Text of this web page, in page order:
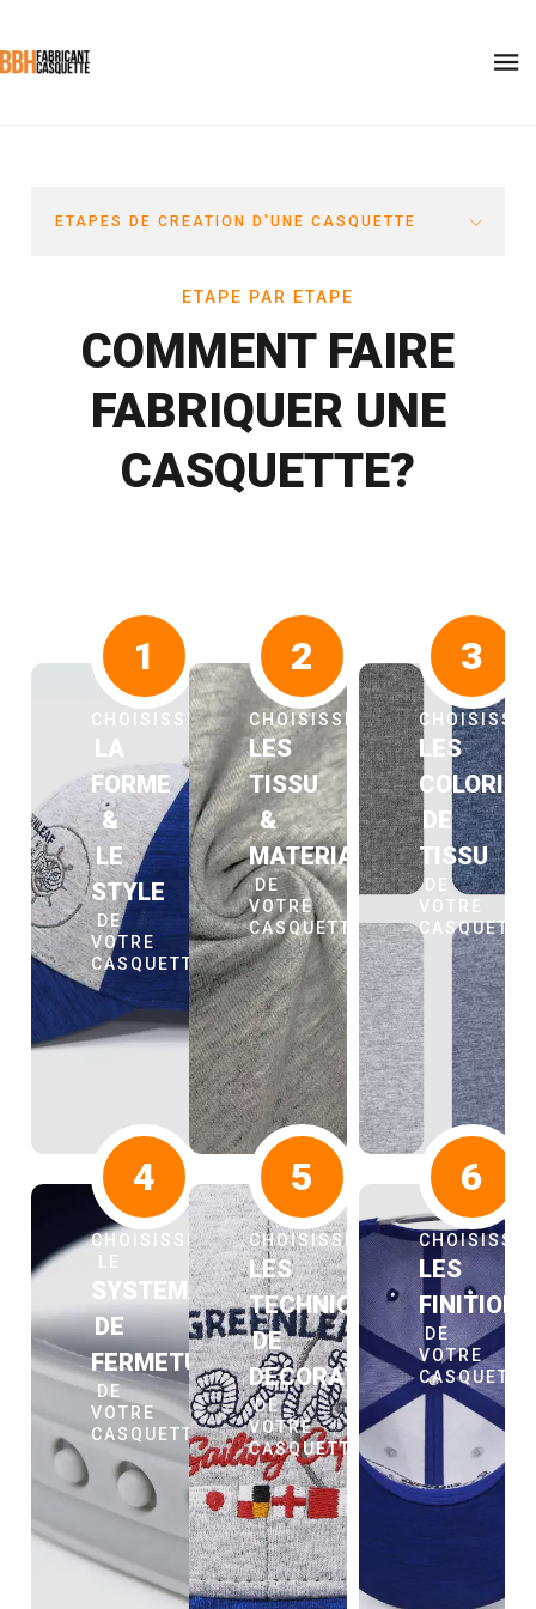
ETAPES DE CREATION D'UNE CASQUETTE
ETAPE PAR ETAPE
COMMENT FAIRE
FABRIQUER UNE
CASQUETTE?
1
CHOISISSEZ
LA
FORME
&
LE
STYLE
DE
VOTRE
CASQUETTE
2
CHOISISSEZ
LES
TISSU
&
MATERIAUX
DE
VOTRE
CASQUETTE
3
LES
COLORIS
DE
TISSU
DE
VOTRE
4
CHOISISSEZ
LE
SYSTEME
DE
FERMETURE
DE
VOTRE
CASQUETTE
5
CHOISISSEZ
LES
TECHNIQUES
DE
DECORATION
DE
VOTRE
CASQUETTE
6
LES
DE
VOTRE